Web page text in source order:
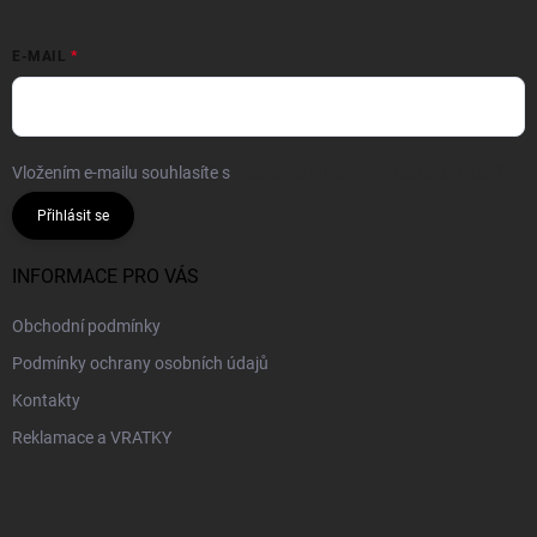
E-MAIL
Vložením e-mailu souhlasíte s
Přihlásit se
INFORMACE PRO VÁS
Obchodní podmínky
Podmínky ochrany osobních údajů
Kontakty
Reklamace a VRATKY